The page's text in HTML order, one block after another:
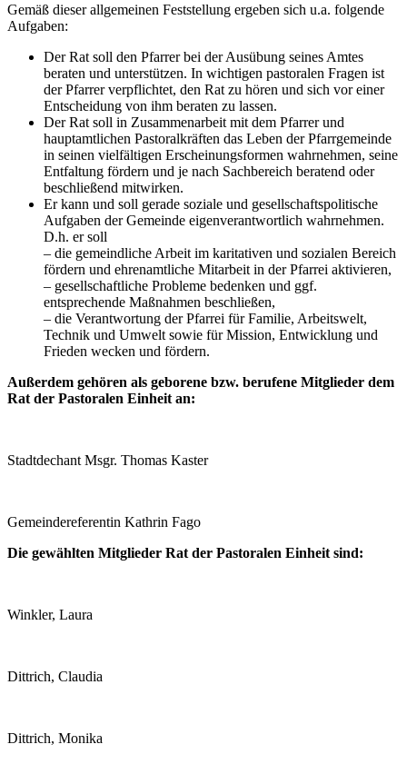
Gemäß dieser allgemeinen Feststellung ergeben sich u.a. folgende
Aufgaben:
Der Rat soll den Pfarrer bei der Ausübung seines Amtes
beraten und unterstützen. In wichtigen pastoralen Fragen ist
der Pfarrer verpflichtet, den Rat zu hören und sich vor einer
Entscheidung von ihm beraten zu lassen.
Der Rat soll in Zusammenarbeit mit dem Pfarrer und
hauptamtlichen Pastoralkräften das Leben der Pfarrgemeinde
in seinen vielfältigen Erscheinungsformen wahrnehmen, seine
Entfaltung fördern und je nach Sachbereich beratend oder
beschließend mitwirken.
Er kann und soll gerade soziale und gesellschaftspolitische
Aufgaben der Gemeinde eigenverantwortlich wahrnehmen.
D.h. er soll
– die gemeindliche Arbeit im karitativen und sozialen Bereich
fördern und ehrenamtliche Mitarbeit in der Pfarrei aktivieren,
– gesellschaftliche Probleme bedenken und ggf.
entsprechende Maßnahmen beschließen,
– die Verantwortung der Pfarrei für Familie, Arbeitswelt,
Technik und Umwelt sowie für Mission, Entwicklung und
Frieden wecken und fördern.
Außerdem gehören als geborene bzw. berufene Mitglieder dem
Rat der Pastoralen Einheit an:
Stadtdechant Msgr. Thomas Kaster
Gemeindereferentin Kathrin Fago
Die gewählten Mitglieder Rat der Pastoralen Einheit sind:
Winkler, Laura
Dittrich, Claudia
Dittrich, Monika